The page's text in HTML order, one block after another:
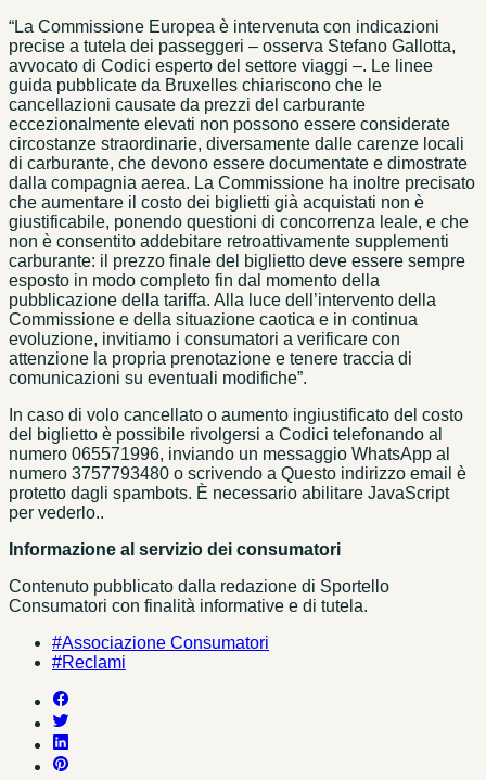
“La Commissione Europea è intervenuta con indicazioni
precise a tutela dei passeggeri – osserva Stefano Gallotta,
avvocato di Codici esperto del settore viaggi –. Le linee
guida pubblicate da Bruxelles chiariscono che le
cancellazioni causate da prezzi del carburante
eccezionalmente elevati non possono essere considerate
circostanze straordinarie, diversamente dalle carenze locali
di carburante, che devono essere documentate e dimostrate
dalla compagnia aerea. La Commissione ha inoltre precisato
che aumentare il costo dei biglietti già acquistati non è
giustificabile, ponendo questioni di concorrenza leale, e che
non è consentito addebitare retroattivamente supplementi
carburante: il prezzo finale del biglietto deve essere sempre
esposto in modo completo fin dal momento della
pubblicazione della tariffa. Alla luce dell’intervento della
Commissione e della situazione caotica e in continua
evoluzione, invitiamo i consumatori a verificare con
attenzione la propria prenotazione e tenere traccia di
comunicazioni su eventuali modifiche”.
In caso di volo cancellato o aumento ingiustificato del costo
del biglietto è possibile rivolgersi a Codici telefonando al
numero 065571996, inviando un messaggio WhatsApp al
numero 3757793480 o scrivendo a Questo indirizzo email è
protetto dagli spambots. È necessario abilitare JavaScript
per vederlo..
Informazione al servizio dei consumatori
Contenuto pubblicato dalla redazione di Sportello
Consumatori con finalità informative e di tutela.
#Associazione Consumatori
#Reclami